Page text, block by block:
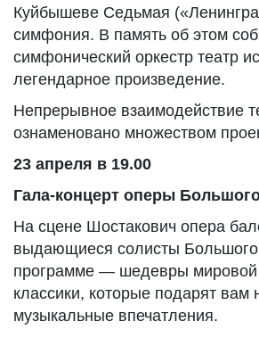
Куйбышеве Седьмая
симфония. В память об этом
симфонический оркестр театр
легендарное произведение.
Непрерывное взаимодействие
ознаменовано множеством
23 апреля в 19.00
Гала-концерт оперы
На сцене Шостакович опера
выдающиеся солисты Большого
программе — шедевры мировой
классики, которые подарят
музыкальные впечатления.